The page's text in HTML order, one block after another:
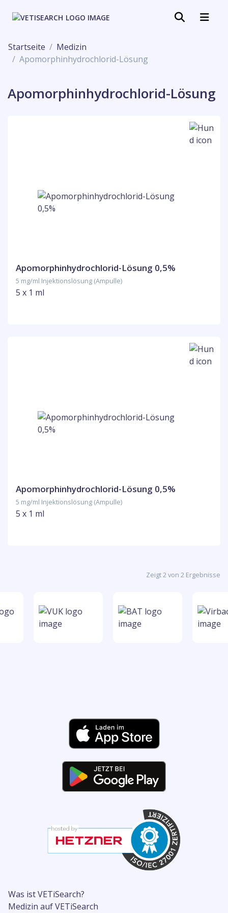
Startseite
Medizin
Apomorphinhydrochlorid-Lösung
Apomorphinhydrochlorid-Lösung
Apomorphinhydrochlorid-Lösung 0,5%
5 mg/ml Injektionslösung (Ampulle)
5 x 1 ml
Apomorphinhydrochlorid-Lösung 0,5%
5 mg/ml Injektionslösung (Ampulle)
5 x 1 ml
Zeigt 2 von 2 Ergebnisse
Was ist VETiSearch?
Medizin auf VETiSearch